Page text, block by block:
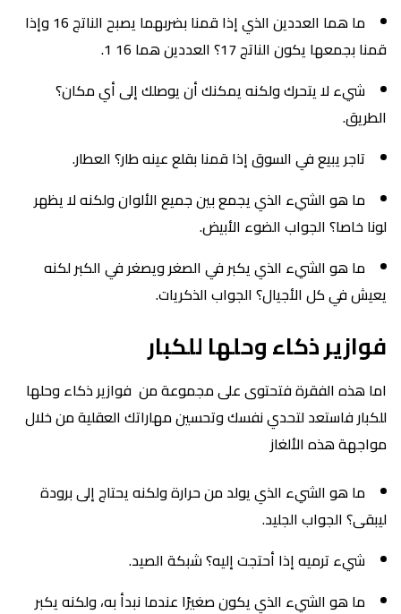
ما هما العددين الذي إذا قمنا بضربهما يصبح الناتج 16 وإذا
قمنا بجمعها يكون الناتج 17؟ العددين هما 16 1.
شيء لا يتحرك ولكنه يمكنك أن يوصلك إلى أي مكان؟
الطريق.
تاجر يبيع في السوق إذا قمنا بقلع عينه طار؟ العطار.
ما هو الشيء الذي يجمع بين جميع الألوان ولكنه لا يظهر
لونا خاصا؟ الجواب الضوء الأبيض.
ما هو الشيء الذي يكبر في الصغر ويصغر في الكبر لكنه
يعيش في كل الأجيال؟ الجواب الذكريات.
فوازير ذكاء وحلها للكبار
اما هذه الفقرة فتحتوى على مجموعة من فوازير ذكاء وحلها
للكبار فاستعد لتحدي نفسك وتحسين مهاراتك العقلية من خلال
مواجهة هذه الألغاز
ما هو الشيء الذي يولد من حرارة ولكنه يحتاج إلى برودة
ليبقى؟ الجواب الجليد.
شيء ترميه إذا أحتجت إليه؟ شبكة الصيد.
ما هو الشيء الذي يكون صغيرًا عندما نبدأ به، ولكنه يكبر